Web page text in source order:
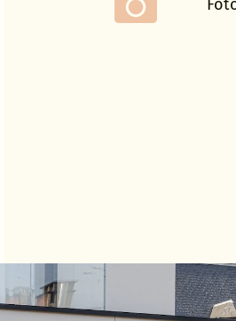
bevond, omgevormd tot
aan de profilering van de
gebouw zijn
aanvoelt en de